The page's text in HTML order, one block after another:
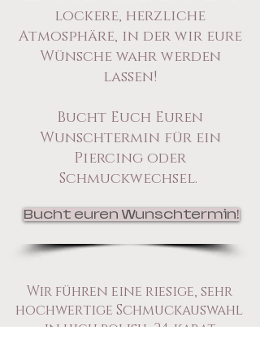
lockere, herzliche
Atmosphäre, in der wir eure
Wünsche wahr werden
lassen!
Bucht Euch Euren
Wunschtermin für ein
Piercing oder
Schmuckwechsel.
Bucht euren Wunschtermin!
Wir führen eine riesige, sehr
hochwertige Schmuckauswahl
in high polish, 24-karat